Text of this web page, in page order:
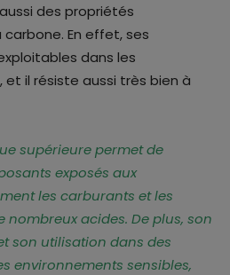
des propriétés
En effet, ses
dans les
il résiste aussi très bien à
supérieure permet de
exposés aux
les carburants et les
acides. De plus, son
son utilisation dans des
environnements sensibles,